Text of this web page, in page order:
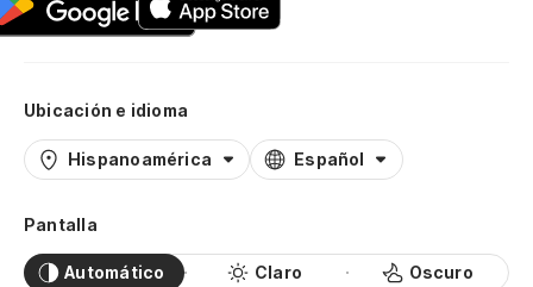
Ubicación e idioma
Hispanoamérica Español
Pantalla
Automático Claro Oscuro